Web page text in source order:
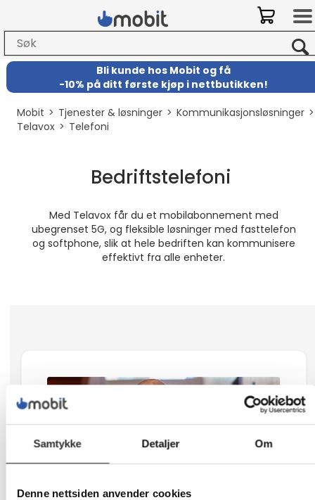
Samtykke Detaljer Om
Denne nettsiden anvender cookies
Bli kunde hos Mobit og få
-10% på ditt første kjøp i nettbutikken!
Mobit>Tjenester & løsninger>Kommunikasjonsløsninger
Telavox>Telefoni
Bedriftstelefoni
Med Telavox får du et mobilabonnement med
ubegrenset 5G, og fleksible løsninger med fasttelefon
og softphone, slik at hele bedriften kan kommunisere
effektivt fra alle enheter.